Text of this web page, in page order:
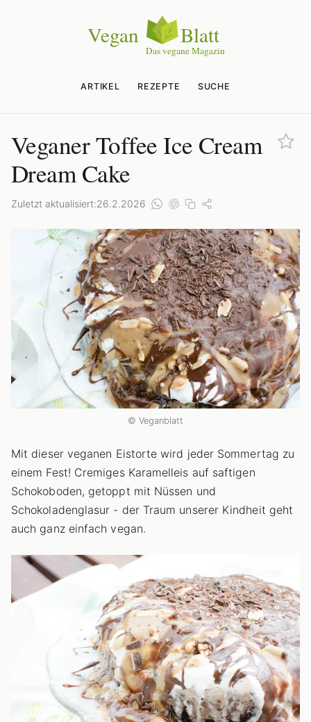
ARTIKEL REZEPTE SUCHE
Veganer Toffee Ice Cream
Dream Cake
Zuletzt aktualisiert:26.2.2026
© Veganblatt
Mit dieser veganen Eistorte wird jeder Sommertag zu
einem Fest! Cremiges Karamelleis auf saftigen
Schokoboden, getoppt mit Nüssen und
Schokoladenglasur - der Traum unserer Kindheit geht
auch ganz einfach vegan.